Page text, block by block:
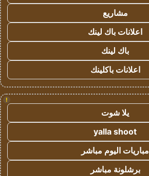
مشاريع
اعلانات باك لينك
باك لينك
اعلانات باكلينك
!
يلا شوت
yalla shoot
مباريات اليوم مباشر
برشلونة مباشر